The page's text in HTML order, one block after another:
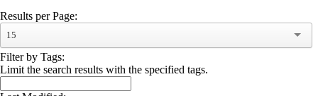
Results per Page:
15
Filter by Tags:
Limit the search results with the specified tags.